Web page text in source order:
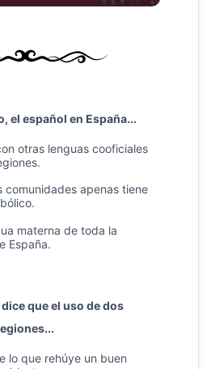
el español en España...
otras lenguas cooficiales
apenas tiene
materna de toda la
España.
que el uso de dos
lo que rehúye un buen